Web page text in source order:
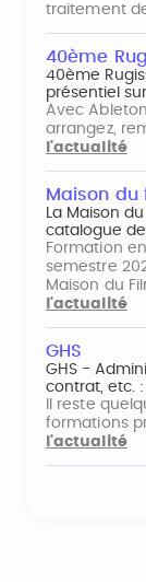
traitement
40ème
40ème
présentiel
Avec
arrangez,
l'actualité
Maison du
La Maison
catalogue
Formation
semestre
Maison du
l'actualité
GHS
GHS -
contrat, etc.
Il reste
formations
l'actualité